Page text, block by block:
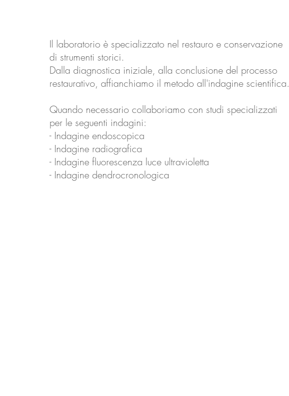
Il laboratorio è specializzato nel restauro e conservazione
di strumenti storici.
Dalla diagnostica iniziale, alla conclusione del processo
restaurativo, affianchiamo il metodo all'indagine scientifica.
Quando necessario collaboriamo con studi specializzati
per le seguenti indagini:
- Indagine endoscopica
- Indagine radiografica
- Indagine fluorescenza luce ultravioletta
- Indagine dendrocronologica